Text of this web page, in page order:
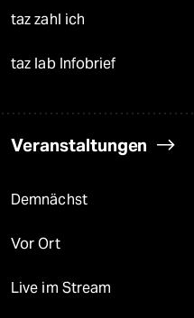
taz zahl ich
taz lab Infobrief
Veranstaltungen
Demnächst
Vor Ort
Live im Stream